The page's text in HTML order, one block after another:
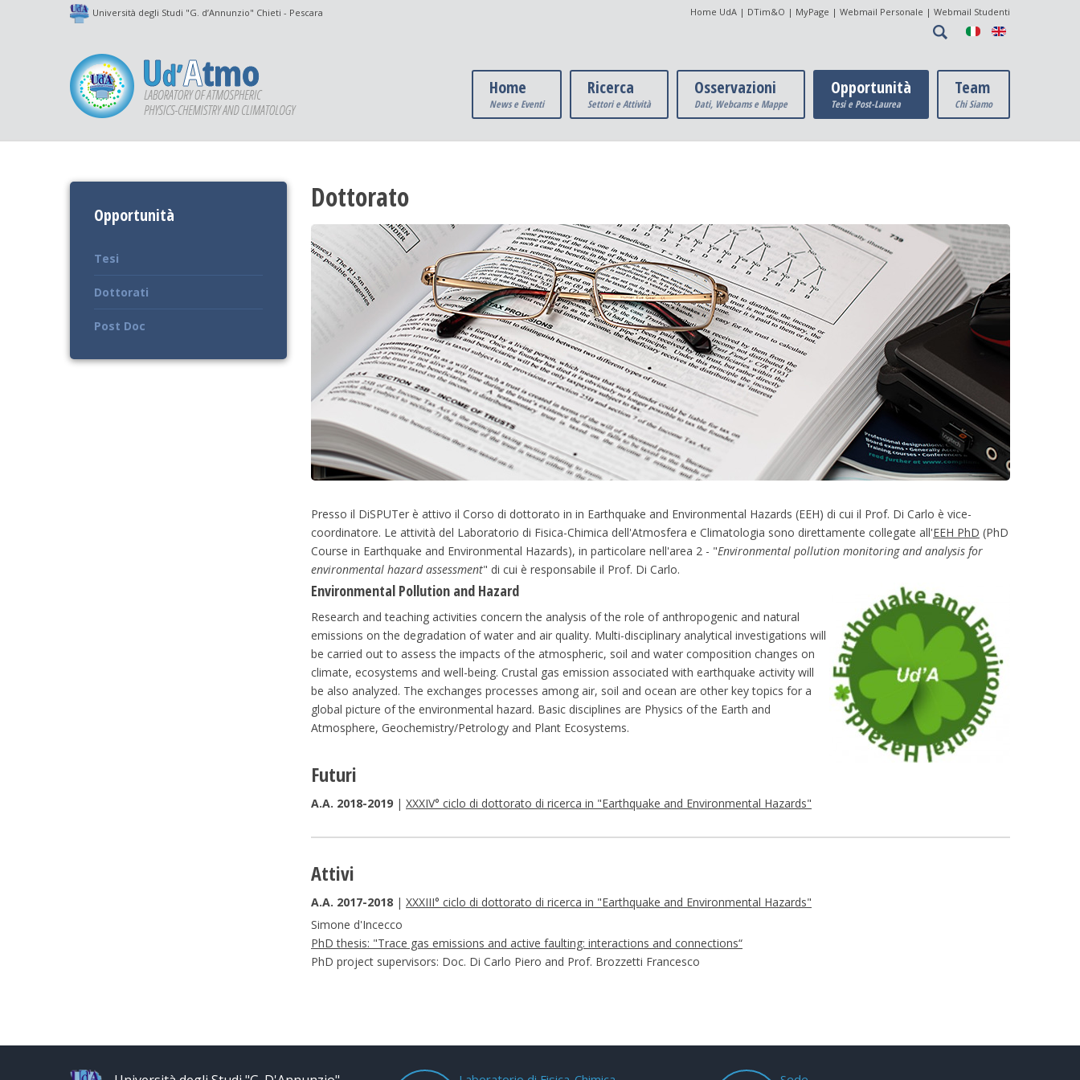
Università degli Studi "G. d’Annunzio" Chieti - Pescara Home UdA | DTim&O | MyPage | Webmail Personale | Webmail Studenti
Home
News e Eventi
Ricerca
Settori e Attività
Osservazioni
Dati, Webcams e Mappe
Opportunità
Tesi e Post-Laurea
Team
Chi Siamo
Dottorato
Presso il DiSPUTer è attivo il Corso di dottorato in in Earthquake and Environmental Hazards (EEH) di cui il Prof. Di Carlo è vice-
coordinatore. Le attività del Laboratorio di Fisica-Chimica dell'Atmosfera e Climatologia sono direttamente collegate all'EEH PhD (PhD
Course in Earthquake and Environmental Hazards), in particolare nell'area 2 - "Environmental pollution monitoring and analysis for
environmental hazard assessment" di cui è responsabile il Prof. Di Carlo.
Environmental Pollution and Hazard
Research and teaching activities concern the analysis of the role of anthropogenic and natural
emissions on the degradation of water and air quality. Multi-disciplinary analytical investigations will
be carried out to assess the impacts of the atmospheric, soil and water composition changes on
climate, ecosystems and well-being. Crustal gas emission associated with earthquake activity will
be also analyzed. The exchanges processes among air, soil and ocean are other key topics for a
global picture of the environmental hazard. Basic disciplines are Physics of the Earth and
Atmosphere, Geochemistry/Petrology and Plant Ecosystems.
Futuri
A.A. 2018-2019 | XXXIV° ciclo di dottorato di ricerca in "Earthquake and Environmental Hazards"
Attivi
A.A. 2017-2018 | XXXIII° ciclo di dottorato di ricerca in "Earthquake and Environmental Hazards"
Simone d'Incecco
PhD thesis: "Trace gas emissions and active faulting: interactions and connections“
PhD project supervisors: Doc. Di Carlo Piero and Prof. Brozzetti Francesco
Opportunità
Tesi
Dottorati
Post Doc